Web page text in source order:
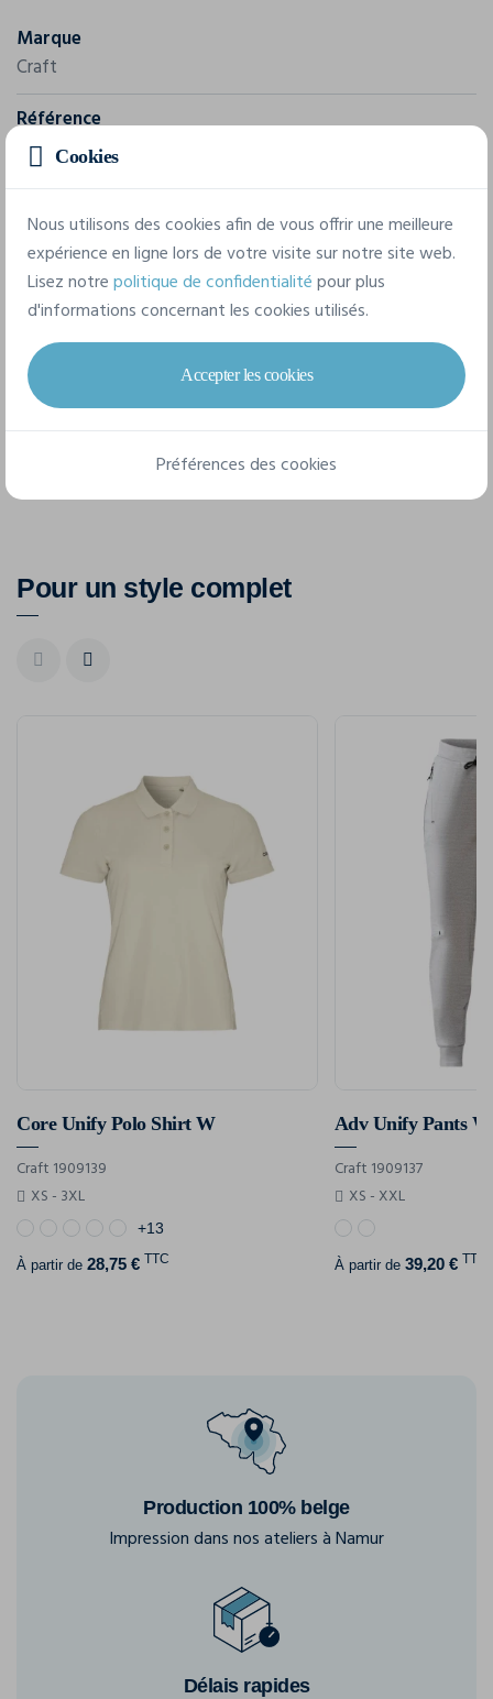
Marque
Craft
Référence
1909879
Composition
Couleurs unies: 100% polyester recyclé. Couleurs
mélangées: 60% polyester recylé, 40% polyester.
Pour un style complet
Core Unify Polo Shirt W
Craft 1909139
XS - 3XL
+13
À partir de 28,75 € TTC
Adv Unify Pants W
Craft 1909137
XS - XXL
À partir de 39,20 € TTC
Production 100% belge
Impression dans nos ateliers à Namur
Délais rapides
Cookies
Nous utilisons des cookies afin de vous offrir une meilleure
expérience en ligne lors de votre visite sur notre site web.
Lisez notrepolitique de confidentialitépour plus
d'informations concernant les cookies utilisés.
Accepter les cookies
Préférences des cookies